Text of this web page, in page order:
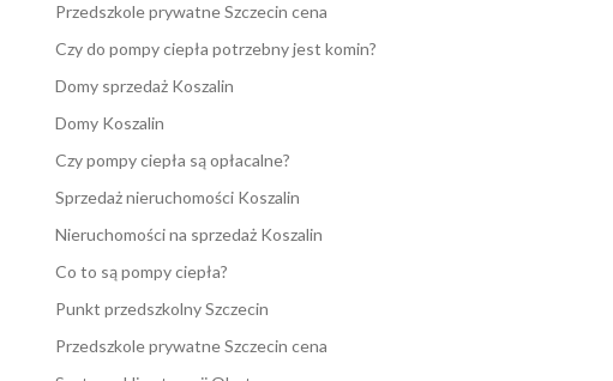
Przedszkole prywatne Szczecin cena
Czy do pompy ciepła potrzebny jest komin?
Domy sprzedaż Koszalin
Domy Koszalin
Czy pompy ciepła są opłacalne?
Sprzedaż nieruchomości Koszalin
Nieruchomości na sprzedaż Koszalin
Co to są pompy ciepła?
Punkt przedszkolny Szczecin
Przedszkole prywatne Szczecin cena